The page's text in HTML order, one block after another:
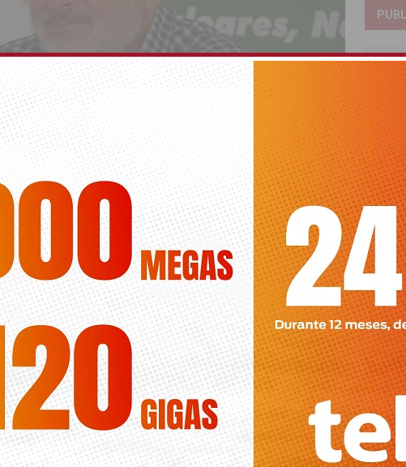
Torrevejenses a participar en la redacción
hacer llegar mediante correo electrónico o de forma
Foto de archivo: José Manuel Dolón portavoz de Los Verdes
El Gordo
Loteria
Once